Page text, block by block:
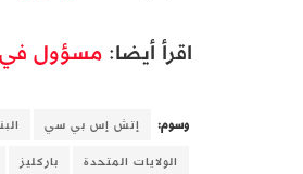
اقرأ أيضا:مسؤول في
وسوم: إتش إس بي سي
الولايات المتحدة
باركليز